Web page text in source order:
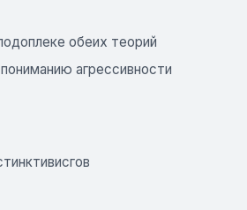
обеих теорий
агрессивности